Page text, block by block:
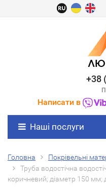
+38
Написати в
Наші послуги
Головна Покрівельні
Труба водостічна
коричневий; діаметр 150 мм;